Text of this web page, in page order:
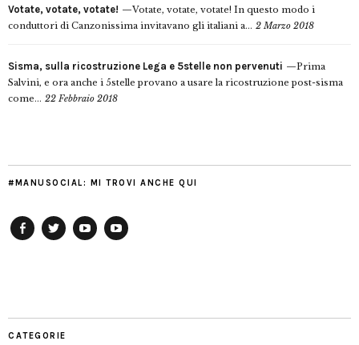
Votate, votate, votate!
Votate, votate, votate! In questo modo i
conduttori di Canzonissima invitavano gli italiani a... 2 Marzo 2018
Sisma, sulla ricostruzione Lega e 5stelle non pervenuti
Prima
Salvini, e ora anche i 5stelle provano a usare la ricostruzione post-sisma
come... 22 Febbraio 2018
#MANUSOCIAL: MI TROVI ANCHE QUI
CATEGORIE